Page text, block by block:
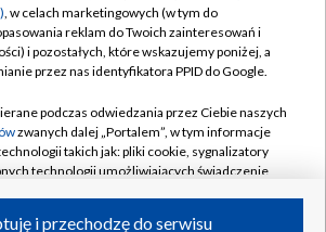
TVP
Cyfrowa
Moje zgody
Pomoc
Kontakt
Kanały
, w celach marketingowych (w tym do
reklam do Twoich zainteresowań i
i pozostałych, które wskazujemy poniżej, a
przez nas identyfikatora PPID do Google.
podczas odwiedzania przez Ciebie naszych
zwanych dalej „Portalem”, w tym informacje
takich jak: pliki cookie, sygnalizatory
technologii umożliwiających świadczenie
i przechodzę do serwisu